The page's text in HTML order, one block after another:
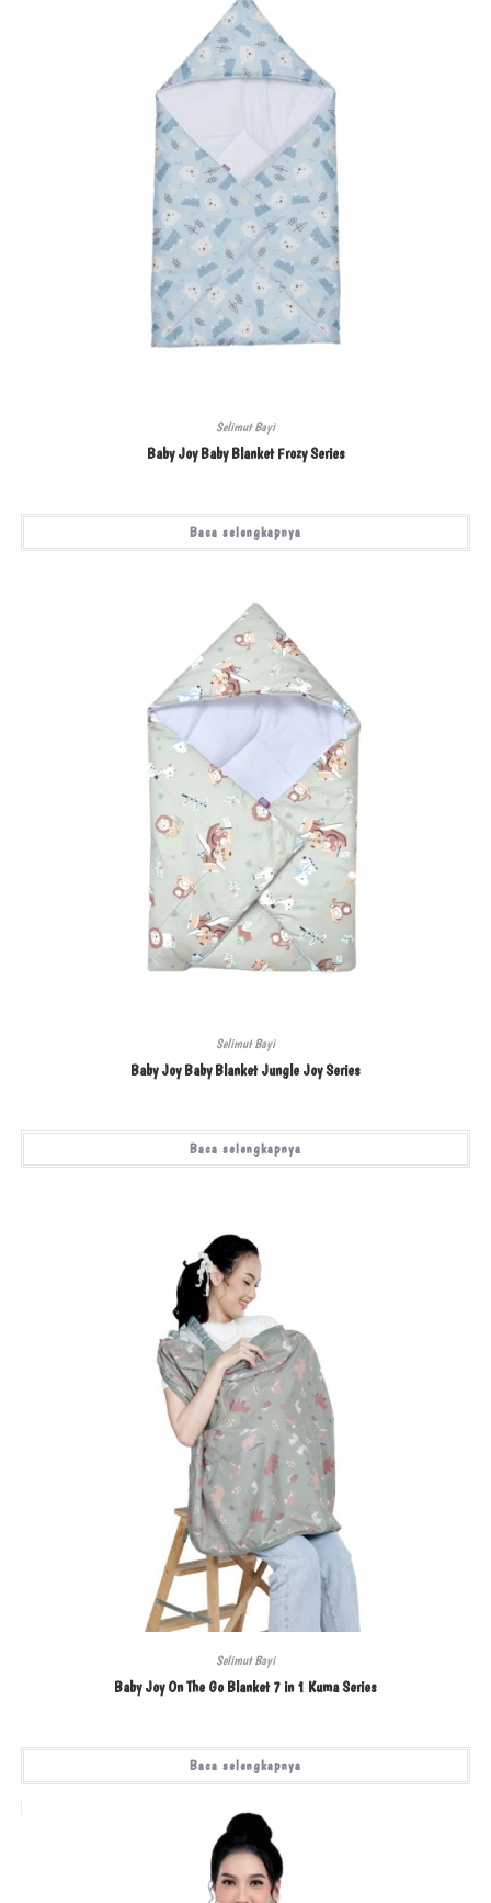
Selimut Bayi
Baby Joy Baby Blanket Frozy Series
Baca selengkapnya
Selimut Bayi
Baby Joy Baby Blanket Jungle Joy Series
Baca selengkapnya
Selimut Bayi
Baby Joy On The Go Blanket 7 in 1 Kuma Series
Baca selengkapnya